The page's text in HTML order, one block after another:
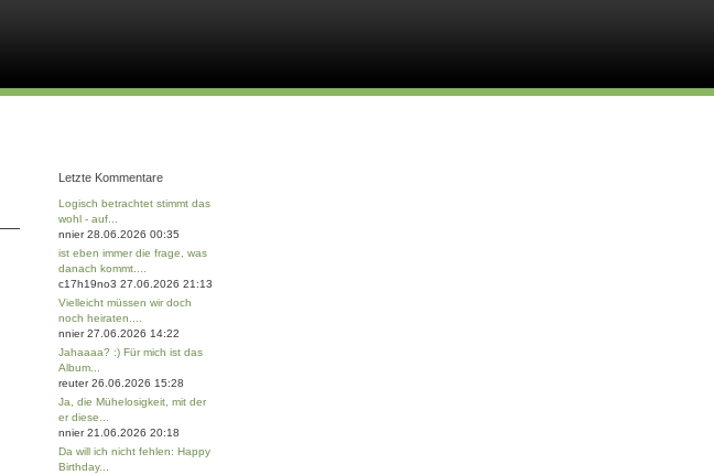
Letzte Kommentare
Logisch betrachtet stimmt das
wohl - auf...
nnier 28.06.2026 00:35
ist eben immer die frage, was
danach kommt....
c17h19no3 27.06.2026 21:13
Vielleicht müssen wir doch
noch heiraten....
nnier 27.06.2026 14:22
Jahaaaa? :) Für mich ist das
Album...
reuter 26.06.2026 15:28
Ja, die Mühelosigkeit, mit der
er diese...
nnier 21.06.2026 20:18
Da will ich nicht fehlen: Happy
Birthday...